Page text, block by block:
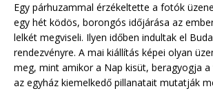
Egy párhuzammal érzékeltette a fotók
egy hét ködös, borongós időjárása az
lelkét megviseli. Ilyen időben indultak el
rendezvényre. A mai kiállítás képei olyan
meg, mint amikor a Nap kisüt, beragyogja a
az egyház kiemelkedő pillanatait mutatják